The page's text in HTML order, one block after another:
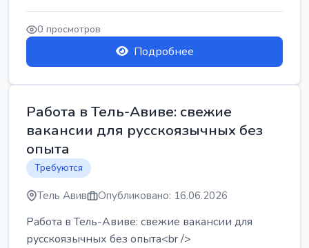
Работа в Нетании на мебельном производстве:
требу...
0 просмотров
Подробнее
Работа в Тель-Авиве: свежие
вакансии для русскоязычных без
опыта
Требуются
Тель Авив Опубликовано: 16.06.2026
Работа в Тель-Авиве: свежие вакансии для
русскоязычных без опыта<br />